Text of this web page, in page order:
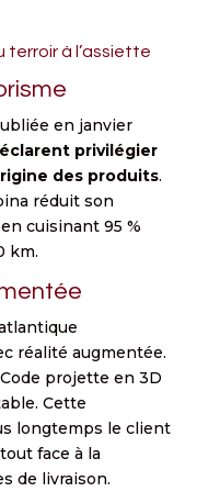
terroir à l’assiette
en janvier
privilégier
des produits.
réduit son
cuisinant 95 %
km.
réalité augmentée.
projette en 3D
Cette
longtemps le client
face à la
de livraison.